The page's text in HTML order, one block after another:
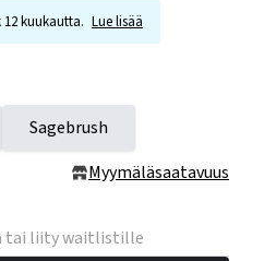
12 kuukautta. Lue lisää
Sagebrush
Myymäläsaatavuus
tai liity waitlistille